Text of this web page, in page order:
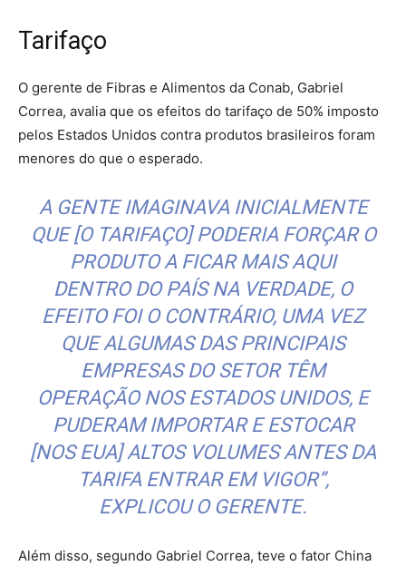
Tarifaço
O gerente de Fibras e Alimentos da Conab, Gabriel
Correa, avalia que os efeitos do tarifaço de 50% imposto
pelos Estados Unidos contra produtos brasileiros foram
menores do que o esperado.
A GENTE IMAGINAVA INICIALMENTE
QUE [O TARIFAÇO] PODERIA FORÇAR O
PRODUTO A FICAR MAIS AQUI
DENTRO DO PAÍS NA VERDADE, O
EFEITO FOI O CONTRÁRIO, UMA VEZ
QUE ALGUMAS DAS PRINCIPAIS
EMPRESAS DO SETOR TÊM
OPERAÇÃO NOS ESTADOS UNIDOS, E
PUDERAM IMPORTAR E ESTOCAR
[NOS EUA] ALTOS VOLUMES ANTES DA
TARIFA ENTRAR EM VIGOR”,
EXPLICOU O GERENTE.
Além disso, segundo Gabriel Correa, teve o fator China